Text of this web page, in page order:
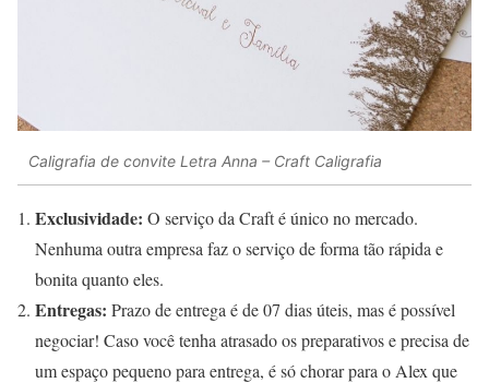
Caligrafia de convite Letra Anna – Craft Caligrafia
Exclusividade: O serviço da Craft é único no mercado.
Nenhuma outra empresa faz o serviço de forma tão rápida e
bonita quanto eles.
Entregas: Prazo de entrega é de 07 dias úteis, mas é possível
negociar! Caso você tenha atrasado os preparativos e precisa de
um espaço pequeno para entrega, é só chorar para o Alex que